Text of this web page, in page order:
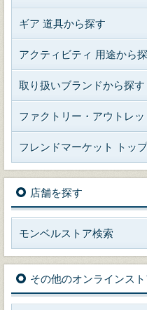
ギア 道具から探す
アクティビティ 用途から
取り扱いブランドから探す
ファクトリー・アウトレ
フレンドマーケット トップ
店舗を探す
モンベルストア検索
その他のオンラインス